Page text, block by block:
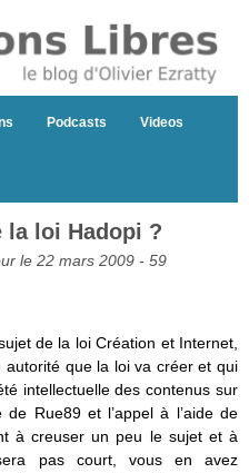
Podcasts Videos
la loi Hadopi ?
le 22 mars 2009 - 59
de la loi Création et Internet,
autorité que la loi va créer et qui
intellectuelle des contenus sur
Rue89 et l’appel à l’aide de
à creuser un peu le sujet et à
pas court, vous en avez